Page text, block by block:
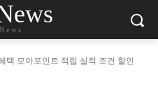
택 모아포인트 적립 실적 조건 할인